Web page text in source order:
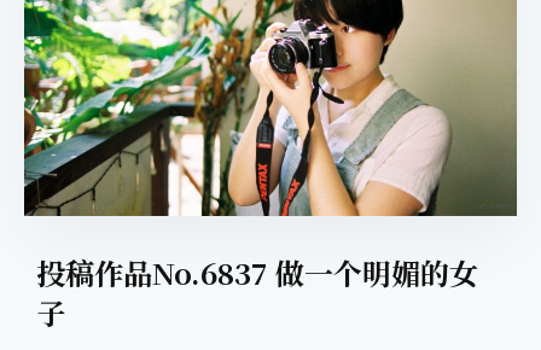
投稿作品No.6837 做一个明媚的女
子
取消 搜索